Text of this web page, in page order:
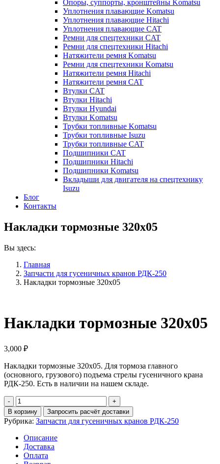
Опоры, суппорты, кронштейны Komatsu
Уплотнения плавающие Komatsu
Уплотнения плавающие Hitachi
Уплотнения плавающие CAT
Ремни для спецтехники CAT
Ремни для спецтехники Hitachi
Натяжители ремня Komatsu
Ремни для спецтехники Komatsu
Натяжители ремня Hitachi
Натяжители ремня CAT
Втулки CAT
Втулки Hitachi
Втулки Hyundai
Втулки Komatsu
Трубки топливные Komatsu
Трубки топливные Isuzu
Трубки топливные CAT
Подшипники CAT
Подшипники Hitachi
Подшипники Komatsu
Вкладыши для двигателя на спецтехнику
Isuzu
Блог
Контакты
Накладки тормозные 320х05
Вы здесь:
Главная
Запчасти для гусеничных кранов РДК-250
Накладки тормозные 320х05
Накладки тормозные 320х05
3,000 ₽
Накладки тормозные 320х05. Для тормоза главного
(основного, грузового) подъема стрелы гусеничного крана
РДК-250. Есть в наличии на нашем складе.
Количество
Накладки
тормозные
320х05
В корзину Запросить расчёт доставки
Рубрика: Запчасти для гусеничных кранов РДК-250
Описание
Доставка
Оплата